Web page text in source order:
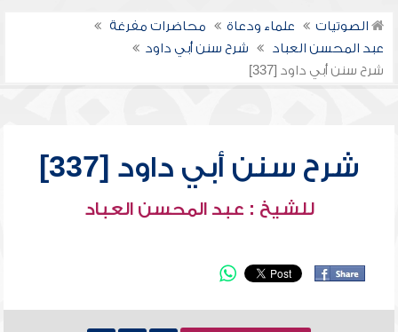
الصوتيات علماء ودعاة
محاضرات مفرغة
عبد المحسن العباد
شرح سنن أبي داود
شرح سنن أبي داود [337]
شرح سنن أبي داود [337]
للشيخ : عبد المحسن العباد